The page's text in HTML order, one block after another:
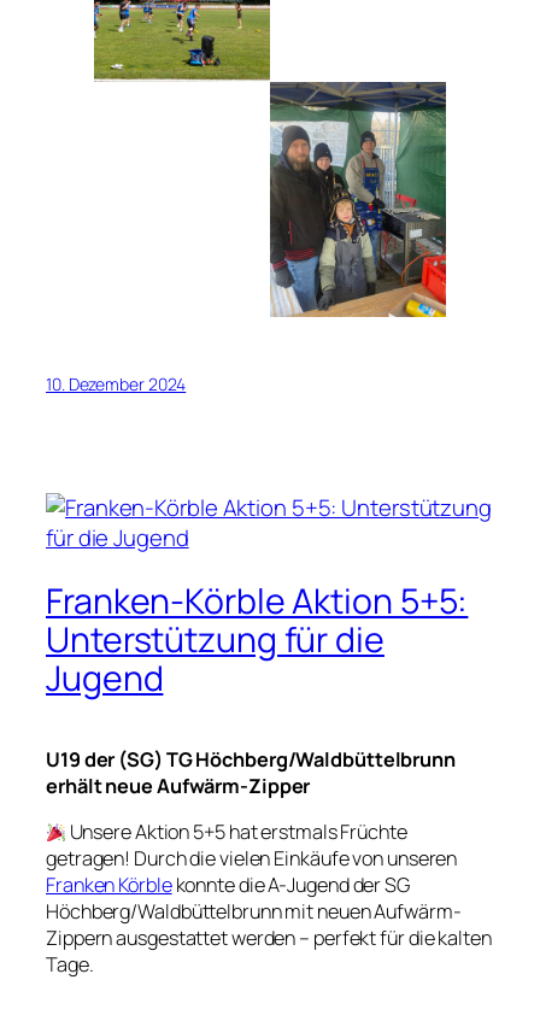
10. Dezember 2024
Franken-Körble Aktion 5+5:
Unterstützung für die
Jugend
U19 der (SG) TG Höchberg/Waldbüttelbrunn
erhält neue Aufwärm-Zipper
Unsere Aktion 5+5 hat erstmals Früchte
getragen! Durch die vielen Einkäufe von unseren
Franken Körblekonnte die A-Jugend der SG
Höchberg/Waldbüttelbrunn mit neuen Aufwärm-
Zippern ausgestattet werden – perfekt für die kalten
Tage.